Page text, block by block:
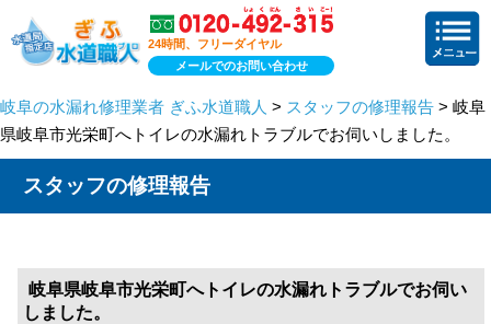
24時間、フリーダイヤル
メールでのお問い合わせ
岐阜の水漏れ修理業者 ぎふ水道職人 > スタッフの修理報告 > 岐阜
県岐阜市光栄町へトイレの水漏れトラブルでお伺いしました。
スタッフの修理報告
岐阜県岐阜市光栄町へトイレの水漏れトラブルでお伺い
しました。